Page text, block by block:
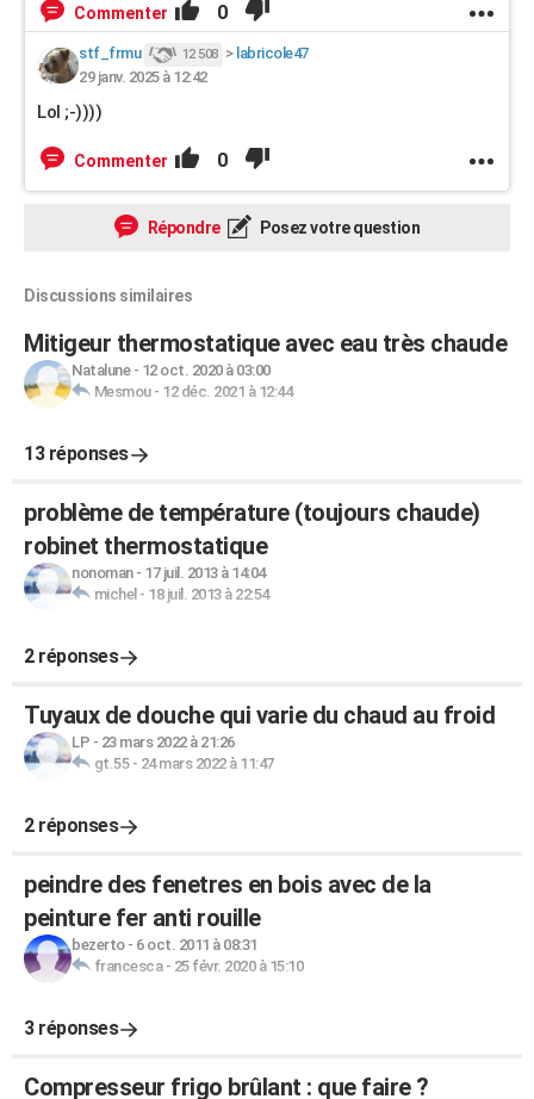
Commenter 0
stf_frmu 12 508 > labricole47
29 janv. 2025 à 12:42
Lol ;-))))
Commenter 0
Répondre Posez votre question
Discussions similaires
Mitigeur thermostatique avec eau très chaude
Natalune- 12 oct. 2020 à 03:00
Mesmou- 12 déc. 2021 à 12:44
13 réponses
problème de température (toujours chaude)
robinet thermostatique
nonoman- 17 juil. 2013 à 14:04
michel - 18 juil. 2013 à 22:54
2 réponses
Tuyaux de douche qui varie du chaud au froid
LP - 23 mars 2022 à 21:26
gt.55- 24 mars 2022 à 11:47
2 réponses
peindre des fenetres en bois avec de la
peinture fer anti rouille
bezerto- 6 oct. 2011 à 08:31
francesca- 25 févr. 2020 à 15:10
3 réponses
Compresseur frigo brûlant : que faire ?